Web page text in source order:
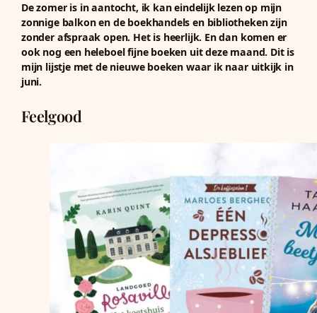
De zomer is in aantocht, ik kan eindelijk lezen op mijn
zonnige balkon en de boekhandels en bibliotheken zijn
zonder afspraak open. Het is heerlijk. En dan komen er
ook nog een heleboel fijne boeken uit deze maand. Dit is
mijn lijstje met de nieuwe boeken waar ik naar uitkijk in
juni.
Feelgood